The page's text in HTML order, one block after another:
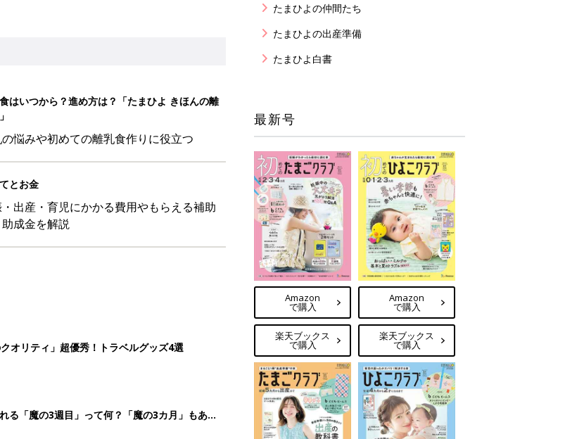
オリティ」超優秀！トラベルグッズ4選
「魔の3週目」って何？「魔の3カ月」もある
た瞬間
5 >
たまひよの仲間たち
たまひよの出産準備
たまひよ白書
最新号
Amazon
で購入
楽天ブックス
で購入
Amazon
で購入
楽天ブックス
で購入